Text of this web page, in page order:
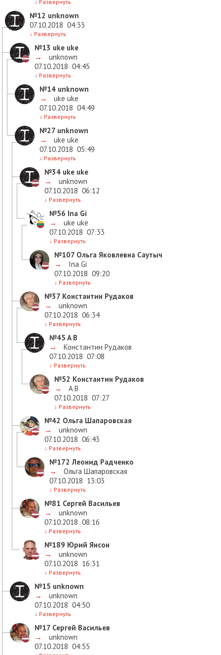
↓ Развернуть
№12 unknown
07.10.2018 04:33
↓ Развернуть
№13 uke uke
→
unknown
07.10.2018 04:45
↓ Развернуть
№14 unknown
→
uke uke
07.10.2018 04:49
↓ Развернуть
№27 unknown
→
uke uke
07.10.2018 05:49
↓ Развернуть
№34 uke uke
→
unknown
07.10.2018 06:12
↓ Развернуть
№56 Ina Gi
→
uke uke
07.10.2018 07:33
↓ Развернуть
№107 Ольга Яковлевна Саутыч
→
Ina Gi
07.10.2018 09:20
↓ Развернуть
№37 Константин Рудаков
→
unknown
07.10.2018 06:34
↓ Развернуть
№45 A B
→
Константин Рудаков
07.10.2018 07:08
↓ Развернуть
№52 Константин Рудаков
→
A B
07.10.2018 07:27
↓ Развернуть
№42 Ольга Шапаровская
→
unknown
07.10.2018 06:43
↓ Развернуть
№172 Леонид Радченко
→
Ольга Шапаровская
07.10.2018 13:03
↓ Развернуть
№81 Сергей Васильев
→
unknown
07.10.2018 08:16
↓ Развернуть
№189 Юрий Янсон
→
unknown
07.10.2018 16:31
↓ Развернуть
№15 unknown
→
unknown
07.10.2018 04:50
↓ Развернуть
№17 Сергей Васильев
→
unknown
07.10.2018 04:55